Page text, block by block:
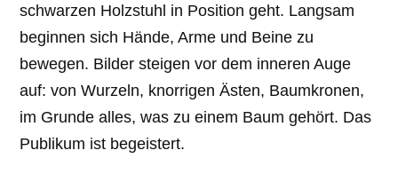
schwarzen Holzstuhl in Position geht. Langsam
beginnen sich Hände, Arme und Beine zu
bewegen. Bilder steigen vor dem inneren Auge
auf: von Wurzeln, knorrigen Ästen, Baumkronen,
im Grunde alles, was zu einem Baum gehört. Das
Publikum ist begeistert.